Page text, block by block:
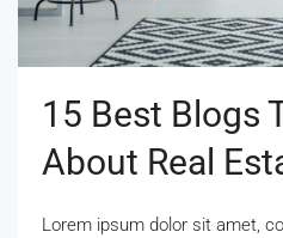
15 Best Blogs
About Real
Lorem ipsum dolor sit amet,